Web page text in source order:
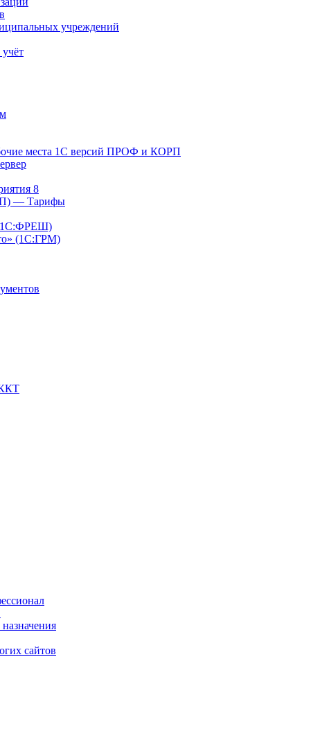
учреждений
места 1С версий ПРОФ и КОРП
8
— Тарифы
(1С:ФРЕШ)
(1С:ГРМ)
сайтов